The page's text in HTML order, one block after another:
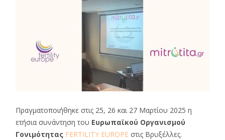
Πραγματοποιήθηκε στις 25, 26 και 27 Μαρτίου 2025 η
ετήσια συνάντηση του Ευρωπαϊκού Οργανισμού
Γονιμότητας FERTILITY EUROPE στις Βρυξέλλες.